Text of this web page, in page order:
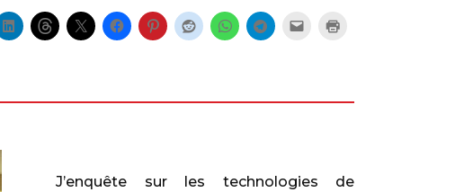
J’enquête sur les technologies de